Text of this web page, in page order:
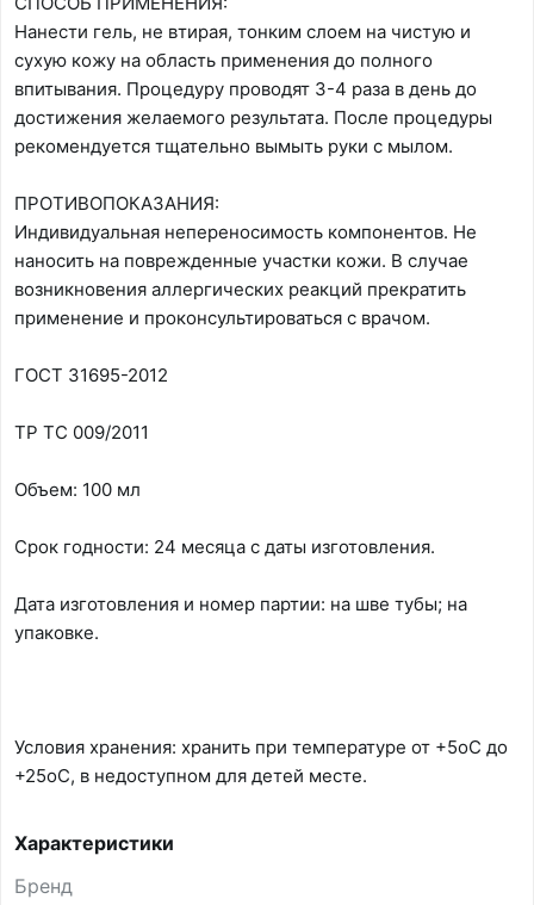
Нанести гель, не втирая, тонким слоем на чистую и
сухую кожу на область применения до полного
впитывания. Процедуру проводят 3-4 раза в день до
достижения желаемого результата. После процедуры
рекомендуется тщательно вымыть руки с мылом.
ПРОТИВОПОКАЗАНИЯ:
Индивидуальная непереносимость компонентов. Не
наносить на поврежденные участки кожи. В случае
возникновения аллергических реакций прекратить
применение и проконсультироваться с врачом.
ГОСТ 31695-2012
ТР ТС 009/2011
Объем: 100 мл
Срок годности: 24 месяца с даты изготовления.
Дата изготовления и номер партии: на шве тубы; на
упаковке.
Условия хранения: хранить при температуре от +5оС до
+25оС, в недоступном для детей месте.
Характеристики
Бренд